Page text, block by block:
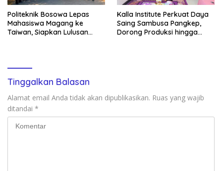
Politeknik Bosowa Lepas
Mahasiswa Magang ke
Taiwan, Siapkan Lulusan
Kalla Institute Perkuat Daya
Saing Sambusa Pangkep,
Dorong Produksi hingga
Tinggalkan Balasan
Alamat email Anda tidak akan dipublikasikan. Ruas yang wajib
ditandai *